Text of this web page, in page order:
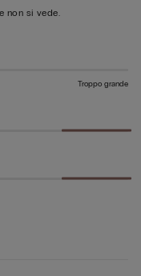
non si vede.
Troppo grande